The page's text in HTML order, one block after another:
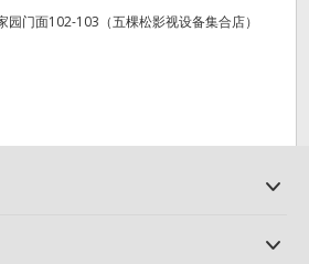
园门面102-103（五棵松影视设备集合店）
件